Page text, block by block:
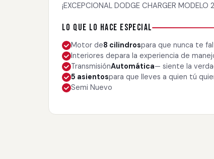
¡EXCEPCIONAL DODGE CHARGER
Lo que lo hace especial
Motor de8 cilindrospara que nunca te
Interiores depara la experiencia de
TransmisiónAutomática— siente la
5 asientospara que lleves a quien tú
Semi Nuevo